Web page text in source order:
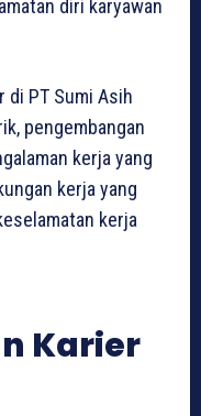
diri karyawan
di PT Sumi Asih
pengembangan
kerja yang
kerja yang
kerja
Karier